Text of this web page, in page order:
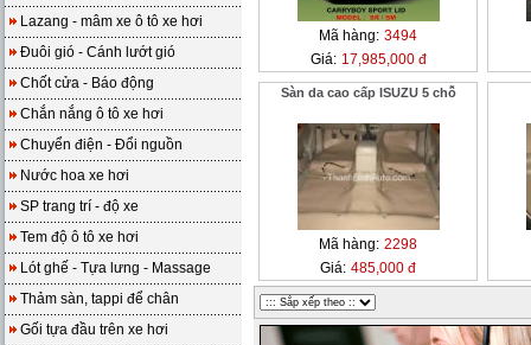
Lazang - mâm xe ô tô xe hơi
Đuôi gió - Cánh lướt gió
Chốt cửa - Báo động
Chắn nắng ô tô xe hơi
Chuyển điện - Đổi nguồn
Nước hoa xe hơi
SP trang trí - độ xe
Tem độ ô tô xe hơi
Lót ghế - Tựa lưng - Massage
Thảm sàn, tappi để chân
Gối tựa đầu trên xe hơi
Mã hàng: 3494
Giá: 17,985,000 đ
Sàn da cao cấp ISUZU 5 chỗ
Mã hàng: 2298
Giá: 485,000 đ